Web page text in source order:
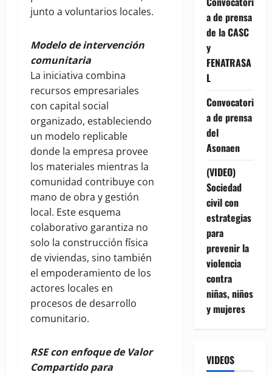
junto a voluntarios locales.
Modelo de intervención
comunitaria
La iniciativa combina
recursos empresariales
con capital social
organizado, estableciendo
un modelo replicable
donde la empresa provee
los materiales mientras la
comunidad contribuye con
mano de obra y gestión
local. Este esquema
colaborativo garantiza no
solo la construcción física
de viviendas, sino también
el empoderamiento de los
actores locales en
procesos de desarrollo
comunitario.
RSE con enfoque de Valor
Compartido para
a de prensa
de la CASC
y
FENATRASA
L
Convocatori
a de prensa
del
Asonaen
(VIDEO)
Sociedad
civil con
estrategias
para
prevenir la
violencia
contra
niñas, niños
y mujeres
VIDEOS